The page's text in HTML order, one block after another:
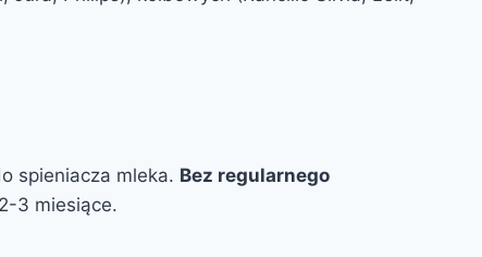
spieniacza mleka. Bez regularnego
3 miesiące.